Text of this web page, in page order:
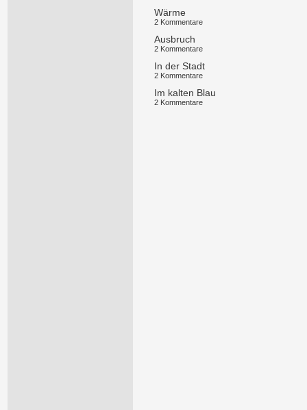
Wärme
2 Kommentare
Ausbruch
2 Kommentare
In der Stadt
2 Kommentare
Im kalten Blau
2 Kommentare